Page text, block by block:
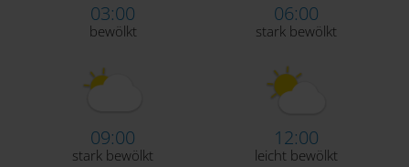
03:00
bewölkt
06:00
stark bewölkt
09:00
stark bewölkt
12:00
leicht bewölkt